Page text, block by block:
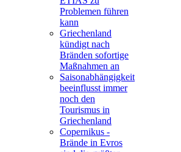
Problemen führen
kann
Griechenland
kündigt nach
Bränden sofortige
Maßnahmen an
Saisonabhängigkeit
beeinflusst immer
noch den
Tourismus in
Griechenland
Copernikus -
Brände in Evros